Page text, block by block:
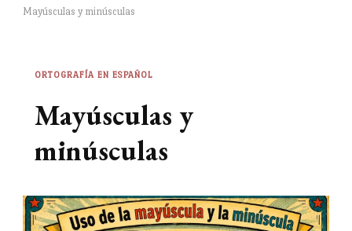
Mayúsculas y minúsculas
ORTOGRAFÍA EN ESPAÑOL
Mayúsculas y
minúsculas